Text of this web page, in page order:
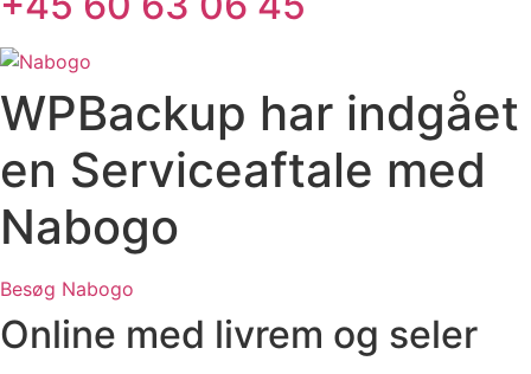
WPBackup har indgået
en Serviceaftale med
Nabogo
Besøg Nabogo
Online med livrem og seler